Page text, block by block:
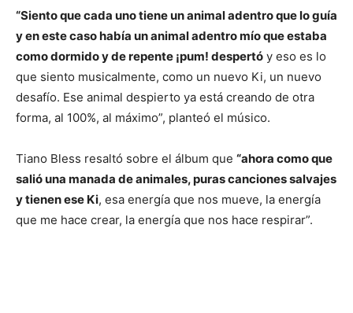
“Siento que cada uno tiene un animal adentro que lo guía
y en este caso había un animal adentro mío que estaba
como dormido y de repente ¡pum! despertó y eso es lo
que siento musicalmente, como un nuevo Ki, un nuevo
desafío. Ese animal despierto ya está creando de otra
forma, al 100%, al máximo”, planteó el músico.
Tiano Bless resaltó sobre el álbum que “ahora como que
salió una manada de animales, puras canciones salvajes
y tienen ese Ki, esa energía que nos mueve, la energía
que me hace crear, la energía que nos hace respirar”.